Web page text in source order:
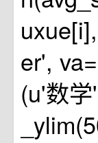
er',
(u'数